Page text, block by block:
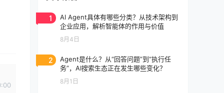
1
AI Agent具体有哪些分类？从技术架构到
企业应用，解析智能体的作用与价值
8月4日
2
Agent是什么？从“回答问题”到“执行任
务”，AI搜索生态正在发生哪些变化？
8月1日